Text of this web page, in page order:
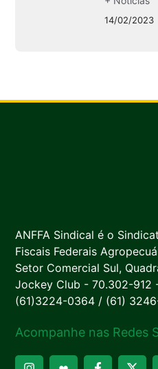
14/02/2023
ANFFA Sindical é o
Fiscais Federais
Setor Comercial Sul,
Jockey Club - 70.302-912
(61)3224-0364 / (61)
Acompanhe nas Redes